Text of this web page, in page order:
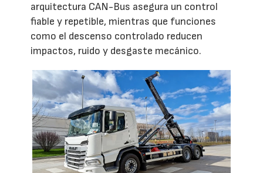
arquitectura CAN-Bus asegura un control
fiable y repetible, mientras que funciones
como el descenso controlado reducen
impactos, ruido y desgaste mecánico.